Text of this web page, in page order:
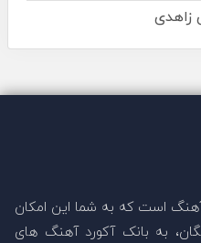
زاهدی
آهنگ است که به شما این امکان
به بانک آکورد آهنگ های